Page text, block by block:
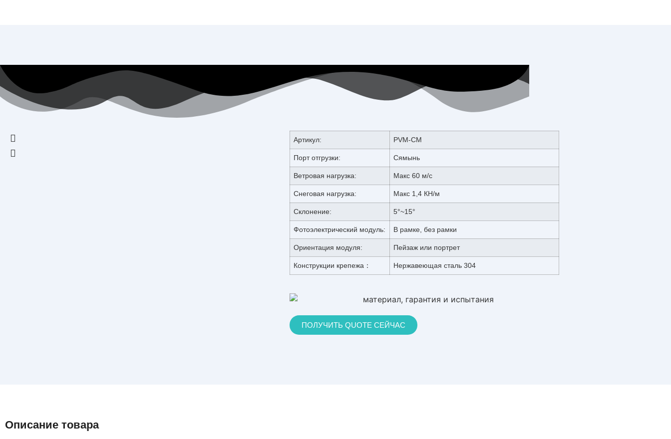
Артикул: PVM-CM
Порт отгрузки: Сямынь
Ветровая нагрузка: Макс 60 м/с
Снеговая нагрузка: Макс 1,4 КН/м
Склонение: 5°~15°
Фотоэлектрический модуль: В рамке, без рамки
Ориентация модуля: Пейзаж или портрет
Конструкции крепежа： Нержавеющая сталь 304
ПОЛУЧИТЬ QUOTE СЕЙЧАС
Описание товара